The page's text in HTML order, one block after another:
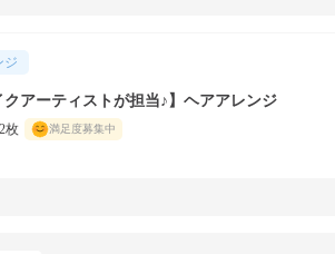
ジ
クアーティストが担当♪】ヘアアレンジ
2枚 満足度募集中